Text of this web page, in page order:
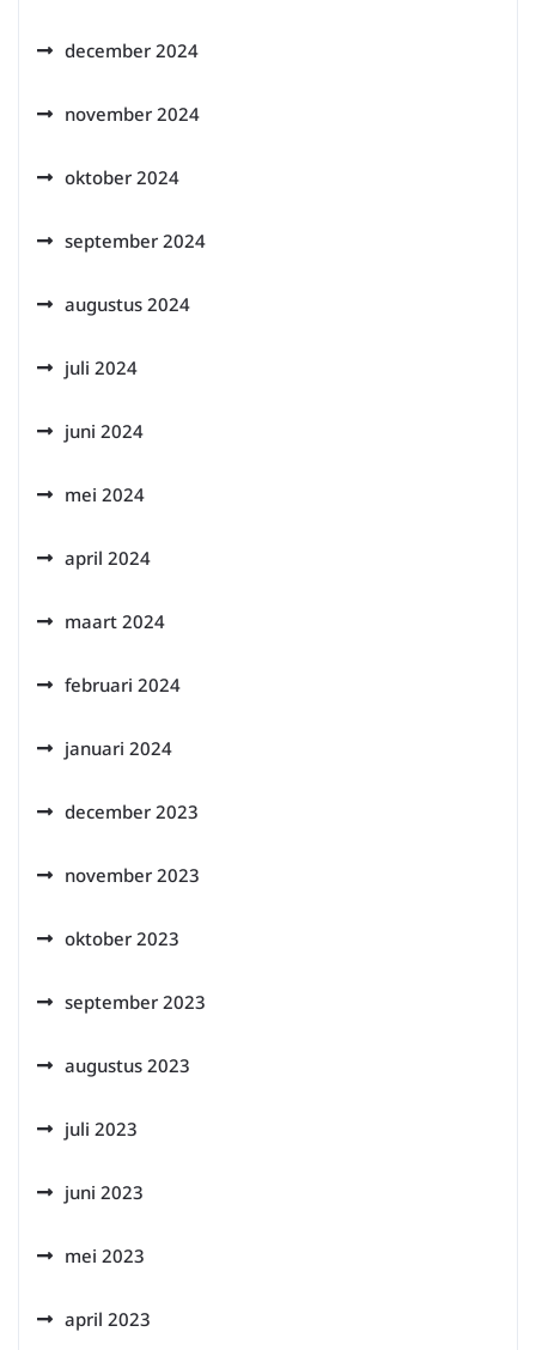
december 2024
november 2024
oktober 2024
september 2024
augustus 2024
juli 2024
juni 2024
mei 2024
april 2024
maart 2024
februari 2024
januari 2024
december 2023
november 2023
oktober 2023
september 2023
augustus 2023
juli 2023
juni 2023
mei 2023
april 2023